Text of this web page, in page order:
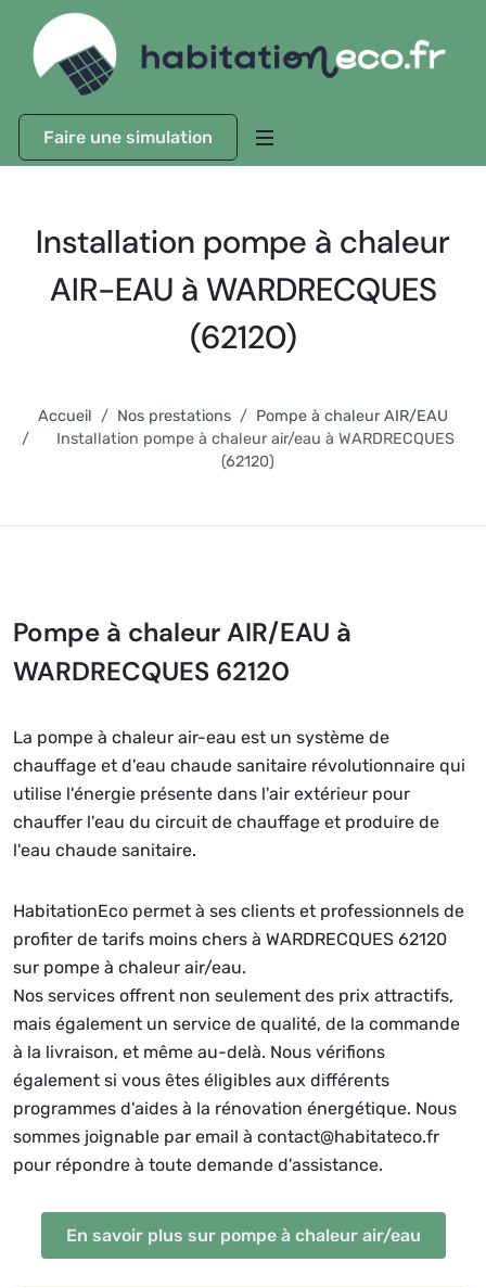
Faire une simulation
Installation pompe à chaleur
AIR-EAU à WARDRECQUES
(62120)
Accueil Nos prestations
Pompe à chaleur AIR/EAU
Installation pompe à chaleur air/eau à WARDRECQUES
(62120)
Pompe à chaleur AIR/EAU à
WARDRECQUES 62120
La pompe à chaleur air-eau est un système de
chauffage et d'eau chaude sanitaire révolutionnaire qui
utilise l'énergie présente dans l'air extérieur pour
chauffer l'eau du circuit de chauffage et produire de
l'eau chaude sanitaire.
HabitationEco permet à ses clients et professionnels de
profiter de tarifs moins chers à WARDRECQUES 62120
sur pompe à chaleur air/eau.
Nos services offrent non seulement des prix attractifs,
mais également un service de qualité, de la commande
à la livraison, et même au-delà. Nous vérifions
également si vous êtes éligibles aux différents
programmes d'aides à la rénovation énergétique. Nous
sommes joignable par email à contact@habitateco.fr
pour répondre à toute demande d'assistance.
En savoir plus sur pompe à chaleur air/eau